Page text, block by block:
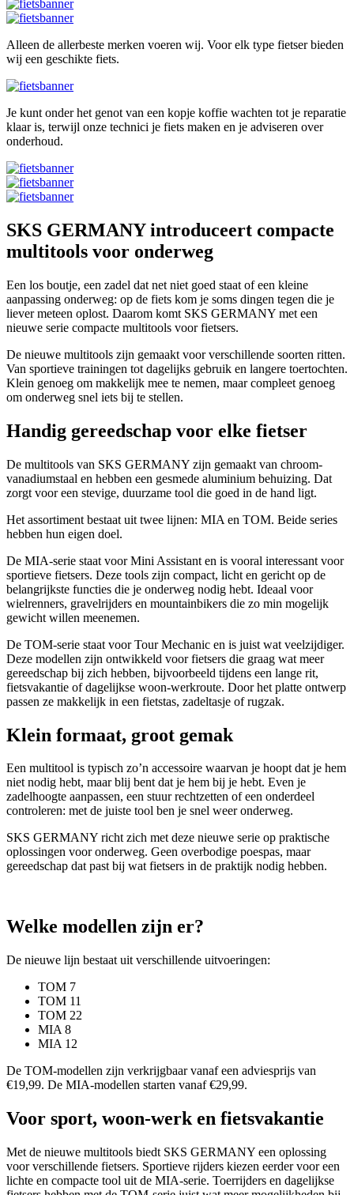
Alleen de allerbeste merken voeren wij. Voor elk type fietser bieden
wij een geschikte fiets.
Je kunt onder het genot van een kopje koffie wachten tot je reparatie
klaar is, terwijl onze technici je fiets maken en je adviseren over
onderhoud.
SKS GERMANY introduceert compacte
multitools voor onderweg
Een los boutje, een zadel dat net niet goed staat of een kleine
aanpassing onderweg: op de fiets kom je soms dingen tegen die je
liever meteen oplost. Daarom komt SKS GERMANY met een
nieuwe serie compacte multitools voor fietsers.
De nieuwe multitools zijn gemaakt voor verschillende soorten ritten.
Van sportieve trainingen tot dagelijks gebruik en langere toertochten.
Klein genoeg om makkelijk mee te nemen, maar compleet genoeg
om onderweg snel iets bij te stellen.
Handig gereedschap voor elke fietser
De multitools van SKS GERMANY zijn gemaakt van chroom-
vanadiumstaal en hebben een gesmede aluminium behuizing. Dat
zorgt voor een stevige, duurzame tool die goed in de hand ligt.
Het assortiment bestaat uit twee lijnen: MIA en TOM. Beide series
hebben hun eigen doel.
De MIA-serie staat voor Mini Assistant en is vooral interessant voor
sportieve fietsers. Deze tools zijn compact, licht en gericht op de
belangrijkste functies die je onderweg nodig hebt. Ideaal voor
wielrenners, gravelrijders en mountainbikers die zo min mogelijk
gewicht willen meenemen.
De TOM-serie staat voor Tour Mechanic en is juist wat veelzijdiger.
Deze modellen zijn ontwikkeld voor fietsers die graag wat meer
gereedschap bij zich hebben, bijvoorbeeld tijdens een lange rit,
fietsvakantie of dagelijkse woon-werkroute. Door het platte ontwerp
passen ze makkelijk in een fietstas, zadeltasje of rugzak.
Klein formaat, groot gemak
Een multitool is typisch zo’n accessoire waarvan je hoopt dat je hem
niet nodig hebt, maar blij bent dat je hem bij je hebt. Even je
zadelhoogte aanpassen, een stuur rechtzetten of een onderdeel
controleren: met de juiste tool ben je snel weer onderweg.
SKS GERMANY richt zich met deze nieuwe serie op praktische
oplossingen voor onderweg. Geen overbodige poespas, maar
gereedschap dat past bij wat fietsers in de praktijk nodig hebben.
Welke modellen zijn er?
De nieuwe lijn bestaat uit verschillende uitvoeringen:
TOM 7
TOM 11
TOM 22
MIA 8
MIA 12
De TOM-modellen zijn verkrijgbaar vanaf een adviesprijs van
€19,99. De MIA-modellen starten vanaf €29,99.
Voor sport, woon-werk en fietsvakantie
Met de nieuwe multitools biedt SKS GERMANY een oplossing
voor verschillende fietsers. Sportieve rijders kiezen eerder voor een
lichte en compacte tool uit de MIA-serie. Toerrijders en dagelijkse